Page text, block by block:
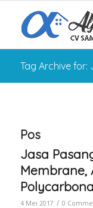
Tag Archive
Pos
Jasa
Membrane,
4 Mei 2017 / 0